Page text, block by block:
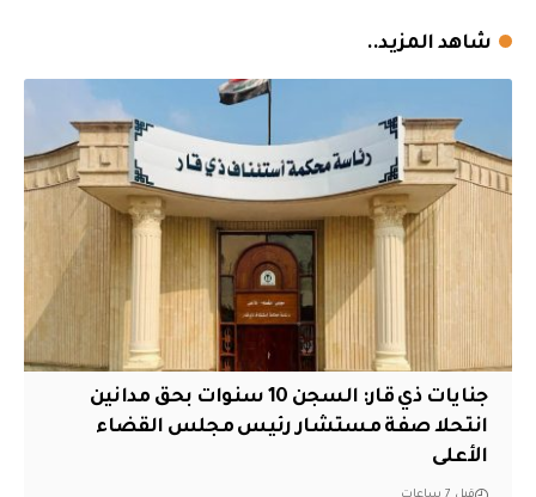
شاهد المزيد..
جنايات ذي قار: السجن 10 سنوات بحق مدانين
انتحلا صفة مستشار رئيس مجلس القضاء
الأعلى